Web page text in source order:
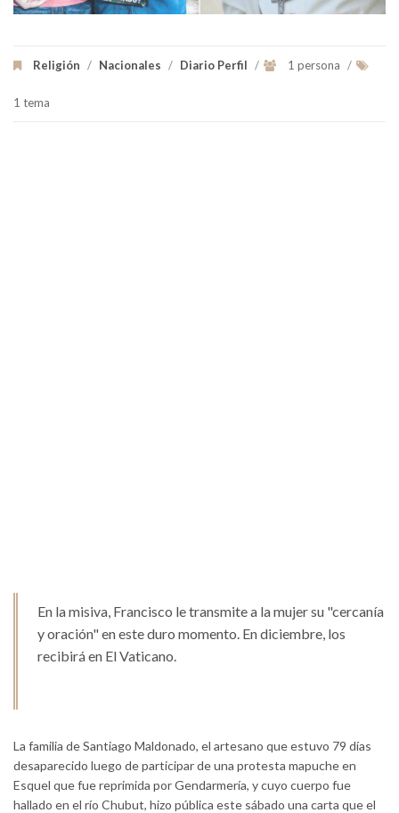
Religión / Nacionales / Diario Perfil / 1 persona /
1 tema
En la misiva, Francisco le transmite a la mujer su "cercanía
y oración" en este duro momento. En diciembre, los
recibirá en El Vaticano.
La familia de Santiago Maldonado, el artesano que estuvo 79 días
desaparecido luego de participar de una protesta mapuche en
Esquel que fue reprimida por Gendarmería, y cuyo cuerpo fue
hallado en el río Chubut, hizo pública este sábado una carta que el